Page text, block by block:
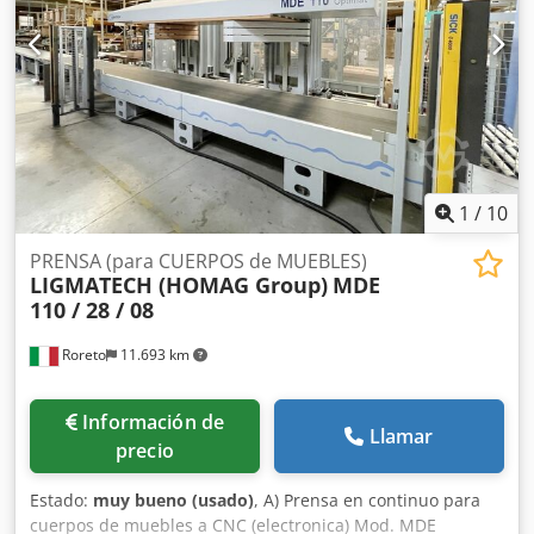
(mm) 250 Profundidad (anchura) máxima del cuerpo de
mueble (mm) 700 Altura minima del cuerpo de mueble
(mm) 250 Altura maxima del cuerpo de mueble (mm) 1200
Programador electrónico (mando) PLC "OMRON" Potencia
totale enstalada (Kw) 8,8
1 / 10
Roreto 11.693 km
PRENSA (para CUERPOS de MUEBLES)
LIGMATECH (HOMAG Group) MDE
110 / 28 / 08
Información de
precio
Llamar
Estado: muy bueno (usado), A) Prensa en continuo para
cuerpos de muebles a CNC (electronica) Mod. MDE